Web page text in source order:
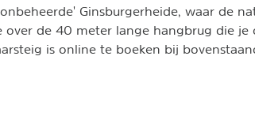
Ginsburgerheide, waar de
over de 40 meter lange hangbrug die je
is online te boeken bij